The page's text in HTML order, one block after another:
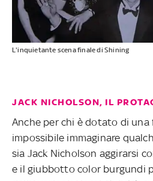
L'inquietante scena finale di Shining
JACK NICHOLSON, IL
Anche per chi è dotato di
impossibile immaginare
sia Jack Nicholson aggirarsi
e il giubbotto color burgundi